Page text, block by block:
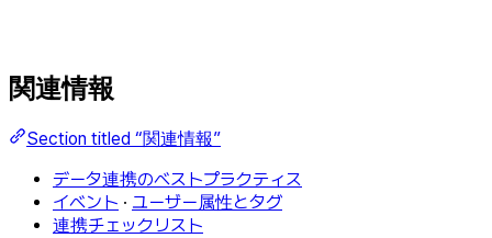
関連情報
Section titled “関連情報”
データ連携のベストプラクティス
イベント · ユーザー属性とタグ
連携チェックリスト